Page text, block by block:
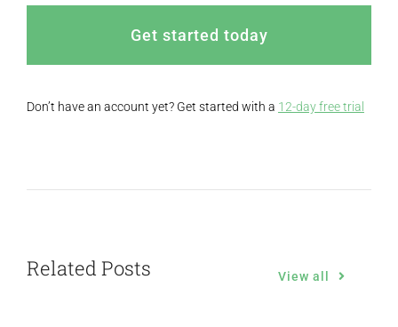
Get started today
Don’t have an account yet? Get started with a 12-day free trial
Related Posts View all